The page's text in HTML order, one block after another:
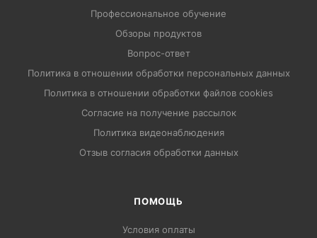
Профессиональное обучение
Обзоры продуктов
Вопрос-ответ
Политика в отношении обработки персональных данных
Политика в отношении обработки файлов cookies
Согласие на получение рассылок
Политика видеонаблюдения
Отзыв согласия обработки данных
ПОМОЩЬ
Условия оплаты